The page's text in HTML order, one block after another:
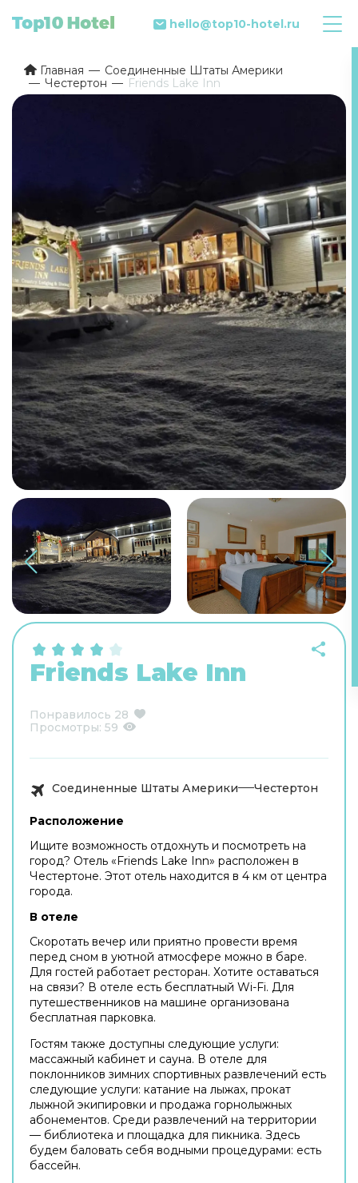
hello@top10-hotel.ru
Главная
Соединенные Штаты Америки
Честертон
Friends Lake Inn
Friends Lake Inn
Понравилось 28
Просмотры: 59
Соединенные Штаты Америки Честертон
Расположение
Ищите возможность отдохнуть и посмотреть на
город? Отель «Friends Lake Inn» расположен в
Честертоне. Этот отель находится в 4 км от центра
города.
В отеле
Скоротать вечер или приятно провести время
перед сном в уютной атмосфере можно в баре.
Для гостей работает ресторан. Хотите оставаться
на связи? В отеле есть бесплатный Wi-Fi. Для
путешественников на машине организована
бесплатная парковка.
Гостям также доступны следующие услуги:
массажный кабинет и сауна. В отеле для
поклонников зимних спортивных развлечений есть
следующие услуги: катание на лыжах, прокат
лыжной экипировки и продажа горнолыжных
абонементов. Среди развлечений на территории
— библиотека и площадка для пикника. Здесь
будем баловать себя водными процедурами: есть
бассейн.